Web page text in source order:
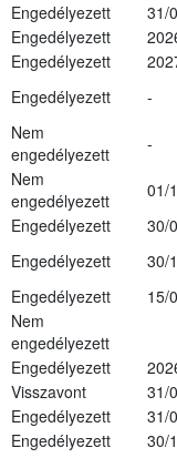
Engedélyezett
31/
Engedélyezett
Engedélyezett
Engedélyezett -
Nem
engedélyezett
-
Nem
engedélyezett
01/
Engedélyezett
30/
Engedélyezett
30/
Engedélyezett
15/
Nem
engedélyezett
Engedélyezett
Visszavont
31/
Engedélyezett
31/
Engedélyezett
30/